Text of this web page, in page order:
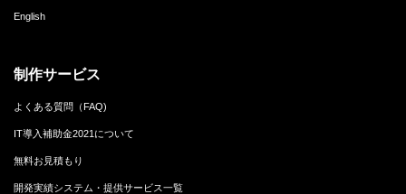
English
制作サービス
よくある質問（FAQ)
IT導入補助金2021について
無料お見積もり
開発実績システム・提供サービス一覧